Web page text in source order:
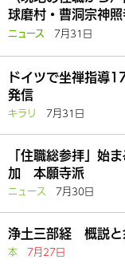
球磨村・曹洞宗神照
ニュース 7月31日
ドイツで坐禅指導
発信
キラリ 7月31日
「住職総参拝」始
加 本願寺派
ニュース 7月30日
浄土三部経 概説
本 7月27日